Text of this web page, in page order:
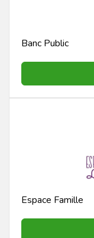
Banc Public
Espace Famille